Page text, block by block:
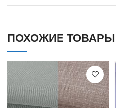
ПОХОЖИЕ ТОВАРЫ